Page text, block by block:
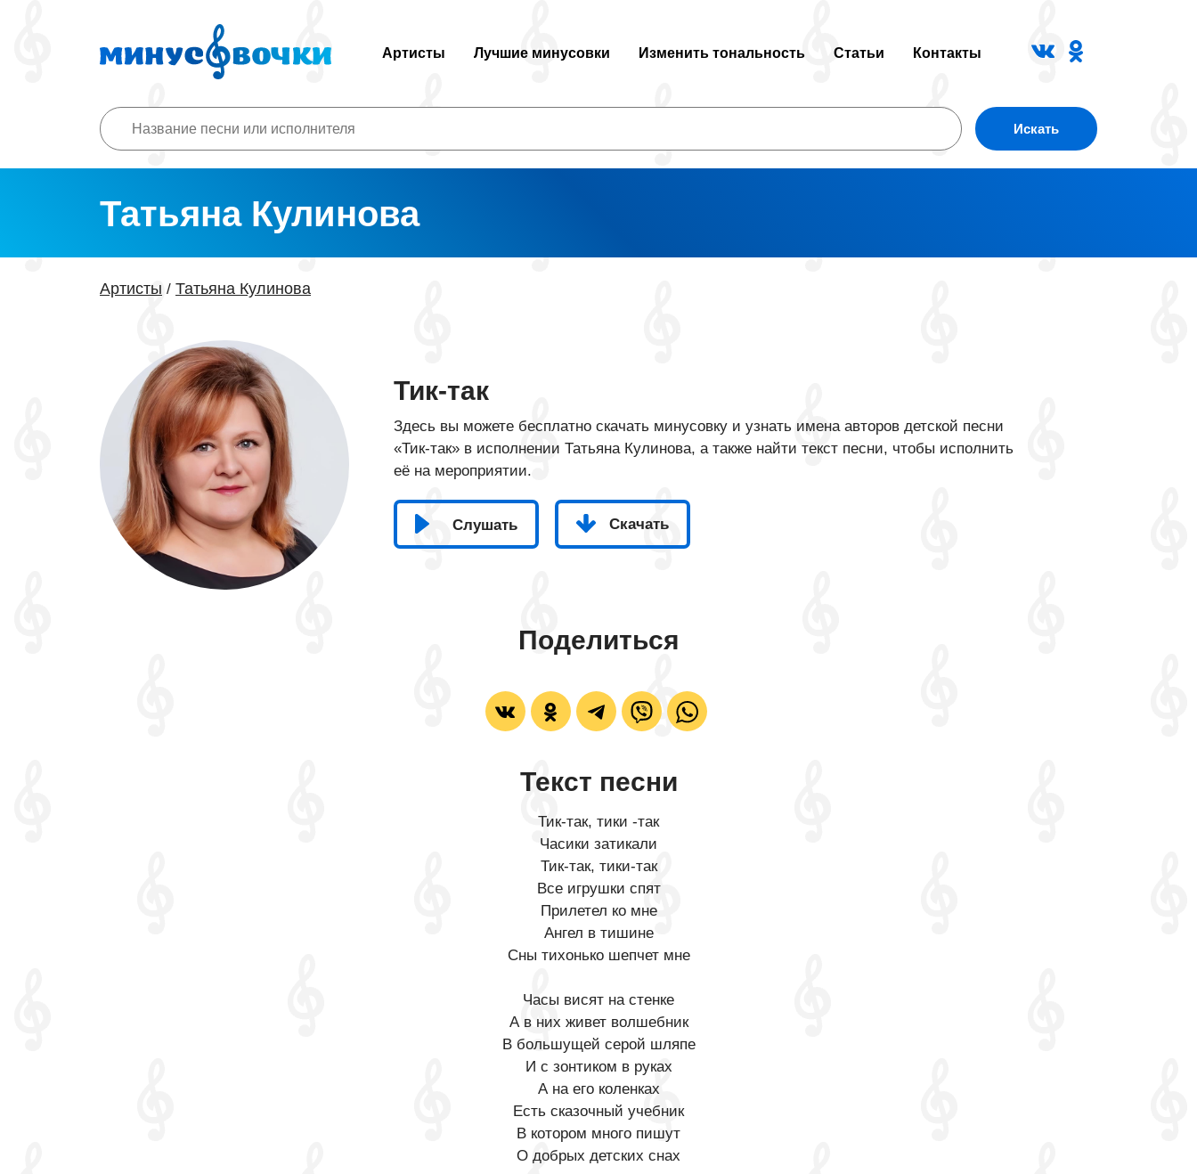
Артисты Лучшие минусовки Изменить тональность Статьи Контакты
Искать
Татьяна Кулинова
Артисты / Татьяна Кулинова
Тик-так
Здесь вы можете бесплатно скачать минусовку и узнать имена авторов детской песни
«Тик-так» в исполнении Татьяна Кулинова, а также найти текст песни, чтобы исполнить
её на мероприятии.
Слушать Скачать
Поделиться
Текст песни
Тик-так, тики -так
Часики затикали
Тик-так, тики-так
Все игрушки спят
Прилетел ко мне
Ангел в тишине
Сны тихонько шепчет мне
Часы висят на стенке
А в них живет волшебник
В большущей серой шляпе
И с зонтиком в руках
А на его коленках
Есть сказочный учебник
В котором много пишут
О добрых детских снах